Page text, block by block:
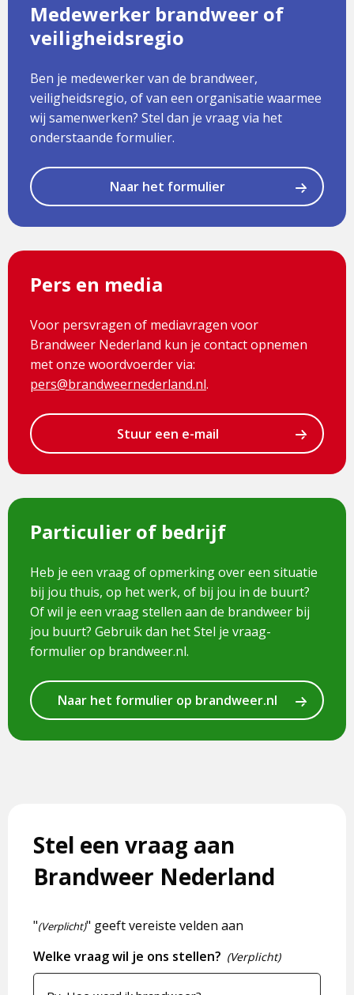
Medewerker brandweer of
veiligheidsregio
Ben je medewerker van de brandweer,
veiligheidsregio, of van een organisatie waarmee
wij samenwerken? Stel dan je vraag via het
onderstaande formulier.
Naar het formulier
Pers en media
Voor persvragen of mediavragen voor
Brandweer Nederland kun je contact opnemen
met onze woordvoerder via:
pers@brandweernederland.nl.
Stuur een e-mail
Particulier of bedrijf
Heb je een vraag of opmerking over een situatie
bij jou thuis, op het werk, of bij jou in de buurt?
Of wil je een vraag stellen aan de brandweer bij
jou buurt? Gebruik dan het Stel je vraag-
formulier op brandweer.nl.
Naar het formulier op brandweer.nl
Stel een vraag aan
Brandweer Nederland
"(Verplicht)" geeft vereiste velden aan
Welke vraag wil je ons stellen? (Verplicht)